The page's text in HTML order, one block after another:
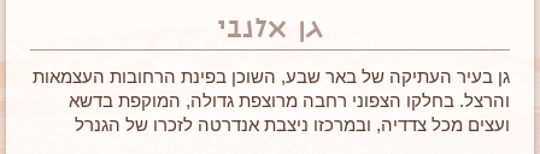
גן אלנבי
גן בעיר העתיקה של באר שבע, השוכן בפינת הרחובות העצמאות
והרצל. בחלקו הצפוני רחבה מרוצפת גדולה, המוקפת בדשא
ועצים מכל צדדיה, ובמרכזו ניצבת אנדרטה לזכרו של הגנרל